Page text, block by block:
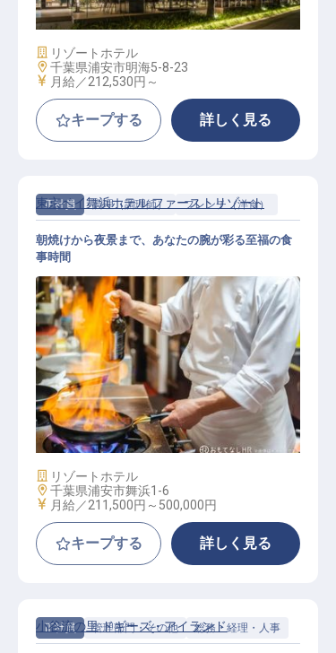
施設業態
リゾートホテル
勤務地
千葉県浦安市明海5-8-23
給与
月給／212,530円～
キープする 詳しく見る
正社員 調理（調理師） フレンチ（洋食）
洋食調理
東京ベイ舞浜ホテル ファーストリゾート
朝焼けから夜景まで、あなたの腕が彩る至福の食
事時間
施設業態
リゾートホテル
勤務地
千葉県浦安市舞浜1-6
給与
月給／211,500円～ 500,000円
キープする 詳しく見る
正社員 管理部門・その他 総務・経理・人事
小谷流の里 ドギーズ・アイランド